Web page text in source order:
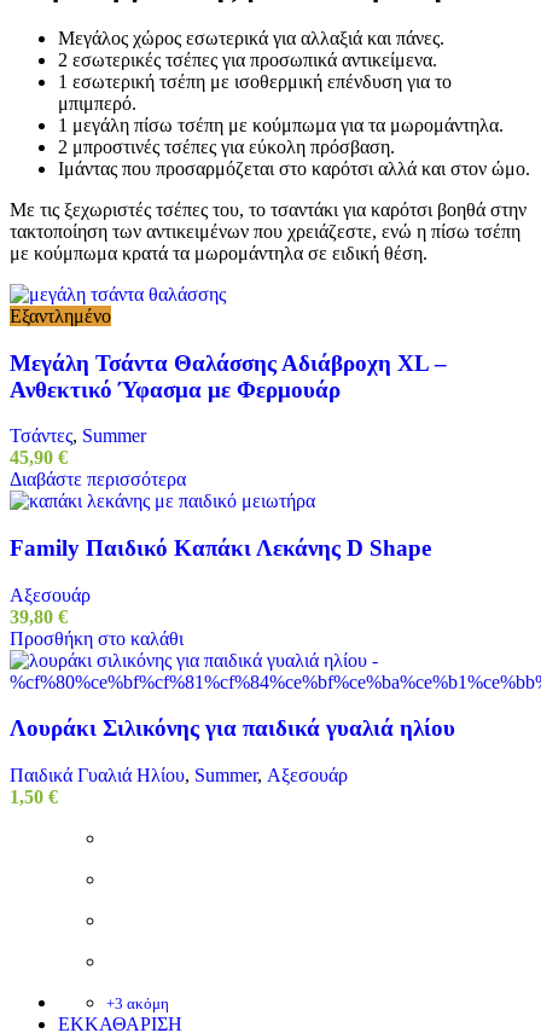
Μεγάλος χώρος εσωτερικά για αλλαξιά και πάνες.
2 εσωτερικές τσέπες για προσωπικά αντικείμενα.
1 εσωτερική τσέπη με ισοθερμική επένδυση για το
μπιμπερό.
1 μεγάλη πίσω τσέπη με κούμπωμα για τα μωρομάντηλα.
2 μπροστινές τσέπες για εύκολη πρόσβαση.
Ιμάντας που προσαρμόζεται στο καρότσι αλλά και στον ώμο.
Με τις ξεχωριστές τσέπες του, το τσαντάκι για καρότσι βοηθά στην
τακτοποίηση των αντικειμένων που χρειάζεστε, ενώ η πίσω τσέπη
με κούμπωμα κρατά τα μωρομάντηλα σε ειδική θέση.
Εξαντλημένο
Μεγάλη Τσάντα Θαλάσσης Αδιάβροχη XL –
Ανθεκτικό Ύφασμα με Φερμουάρ
Τσάντες, Summer
45,90 €
Διαβάστε περισσότερα
Family Παιδικό Καπάκι Λεκάνης D Shape
Αξεσουάρ
39,80 €
Προσθήκη στο καλάθι
Λουράκι Σιλικόνης για παιδικά γυαλιά ηλίου
Παιδικά Γυαλιά Ηλίου, Summer, Αξεσουάρ
1,50 €
+3 ακόμη
ΕΚΚΑΘΑΡΙΣΗ